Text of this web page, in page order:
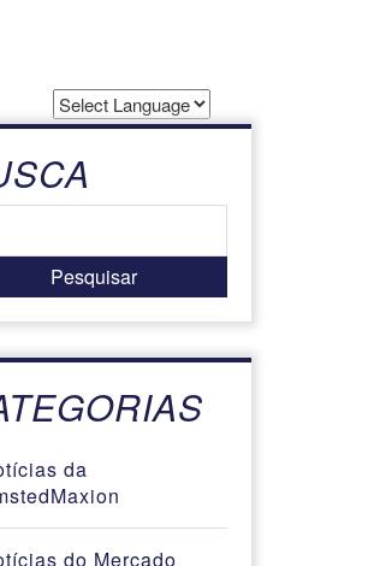
Powered by
da
do Mercado